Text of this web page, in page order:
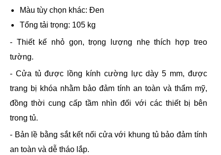
Màu tùy chọn khác: Đen
Tổng tải trọng: 105 kg
- Thiết kế nhỏ gọn, trọng lượng nhẹ thích hợp treo
tường.
- Cửa tủ được lồng kính cường lực dày 5 mm, được
trang bị khóa nhằm bảo đảm tính an toàn và thẩm mỹ,
đồng thời cung cấp tầm nhìn đối với các thiết bị bên
trong tủ.
- Bản lề bằng sắt kết nối cửa với khung tủ bảo đảm tính
an toàn và dễ tháo lắp.